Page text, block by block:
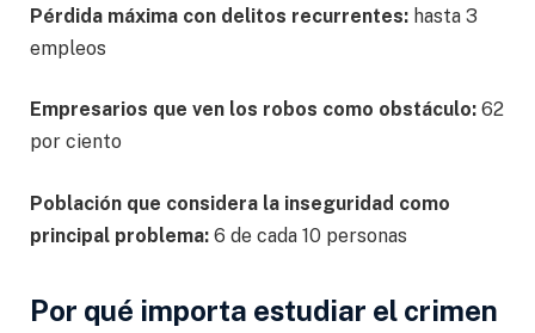
Pérdida máxima con delitos recurrentes: hasta 3
empleos
Empresarios que ven los robos como obstáculo: 62
por ciento
Población que considera la inseguridad como
principal problema: 6 de cada 10 personas
Por qué importa estudiar el crimen